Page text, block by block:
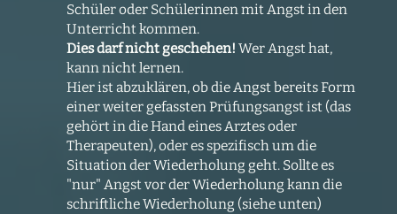
Schüler oder Schülerinnen mit Angst in den
Unterricht kommen.
Dies darf nicht geschehen! Wer Angst hat,
kann nicht lernen.
Hier ist abzuklären, ob die Angst bereits Form
einer weiter gefassten Prüfungsangst ist (das
gehört in die Hand eines Arztes oder
Therapeuten), oder es spezifisch um die
Situation der Wiederholung geht. Sollte es
"nur" Angst vor der Wiederholung kann die
schriftliche Wiederholung (siehe unten)